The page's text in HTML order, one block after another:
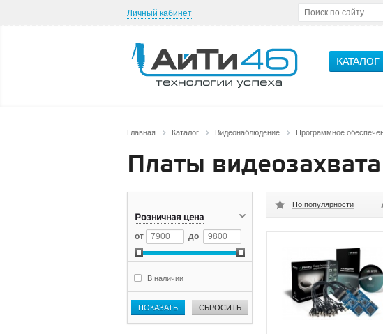
Личный кабинет
КАТАЛОГ
Главная Каталог Видеонаблюдение Программное
Платы
Розничная цена
от до
В наличии
ПОКАЗАТЬ СБРОСИТЬ
По популярности